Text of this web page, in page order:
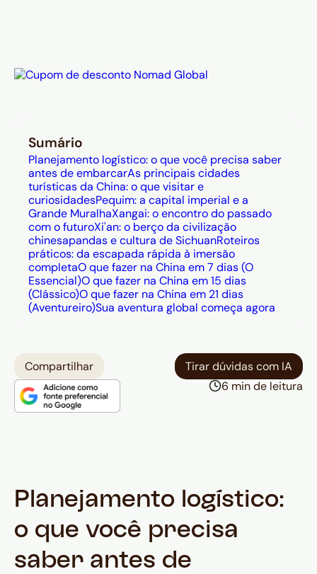
Sumário
Planejamento logístico: o que você precisa saber
antes de embarcarAs principais cidades
turísticas da China: o que visitar e
curiosidadesPequim: a capital imperial e a
Grande MuralhaXangai: o encontro do passado
com o futuroXi'an: o berço da civilização
chinesapandas e cultura de SichuanRoteiros
práticos: da escapada rápida à imersão
completaO que fazer na China em 7 dias (O
Essencial)O que fazer na China em 15 dias
(Clássico)O que fazer na China em 21 dias
(Aventureiro)Sua aventura global começa agora
Compartilhar
Tirar dúvidas com IA
6 min de leitura
Planejamento logístico:
o que você precisa
saber antes de